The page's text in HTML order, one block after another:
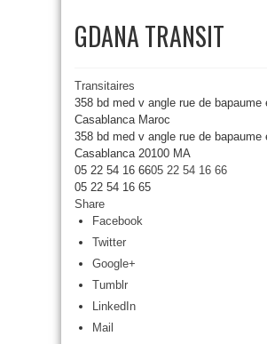
GDANA TRANSIT
Transitaires
358 bd med v angle rue de bapaume
Casablanca Maroc
358 bd med v angle rue de bapaume
Casablanca 20100 MA
05 22 54 16 6605 22 54 16 66
05 22 54 16 65
Share
Facebook
Twitter
Google+
Tumblr
LinkedIn
Mail